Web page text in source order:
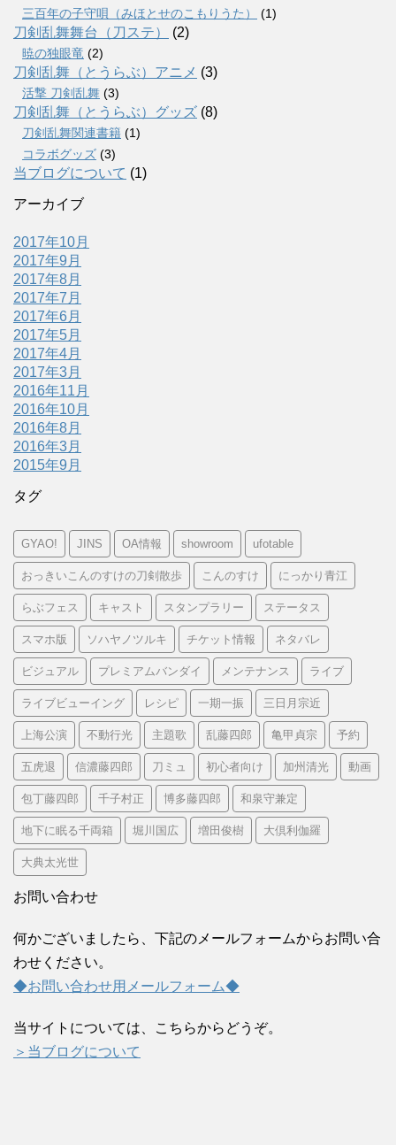
三百年の子守唄（みほとせのこもりうた）
(1)
刀剣乱舞舞台（刀ステ） (2)
暁の独眼竜 (2)
刀剣乱舞（とうらぶ）アニメ (3)
活撃 刀剣乱舞 (3)
刀剣乱舞（とうらぶ）グッズ (8)
刀剣乱舞関連書籍 (1)
コラボグッズ (3)
当ブログについて (1)
アーカイブ
2017年10月
2017年9月
2017年8月
2017年7月
2017年6月
2017年5月
2017年4月
2017年3月
2016年11月
2016年10月
2016年8月
2016年3月
2015年9月
タグ
GYAO! JINS OA情報 showroom ufotable
おっきいこんのすけの刀剣散歩 こんのすけ にっかり青江
らぶフェス キャスト スタンプラリー ステータス
スマホ版 ソハヤノツルキ チケット情報 ネタバレ
ビジュアル プレミアムバンダイ メンテナンス ライブ
ライブビューイング レシピ 一期一振 三日月宗近
上海公演 不動行光 主題歌 乱藤四郎 亀甲貞宗 予約
五虎退 信濃藤四郎 刀ミュ 初心者向け 加州清光 動画
包丁藤四郎 千子村正 博多藤四郎 和泉守兼定
地下に眠る千両箱 堀川国広 増田俊樹 大倶利伽羅
大典太光世
お問い合わせ
何かございましたら、下記のメールフォームからお問い合
わせください。
◆お問い合わせ用メールフォーム◆
当サイトについては、こちらからどうぞ。
＞当ブログについて